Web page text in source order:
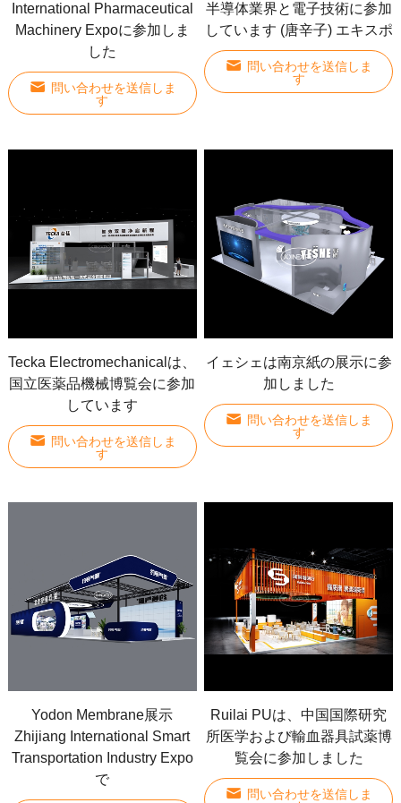
International Pharmaceutical
Machinery Expoに参加しま
した
問い合わせを送信しま
す
半導体業界と電子技術に参加
しています (唐辛子) エキスポ
問い合わせを送信しま
す
Tecka Electromechanicalは、
国立医薬品機械博覧会に参加
しています
問い合わせを送信しま
す
イェシェは南京紙の展示に参
加しました
問い合わせを送信しま
す
Yodon Membrane展示
Zhijiang International Smart
Transportation Industry Expo
で
Ruilai PUは、中国国際研究
所医学および輸血器具試薬博
覧会に参加しました
問い合わせを送信しま